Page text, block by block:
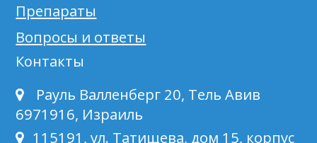
Препараты
Вопросы и ответы
Контакты
Рауль Валленберг 20, Тель Авив
6971916, Израиль
115191, ул. Татищева, дом 15, корпус